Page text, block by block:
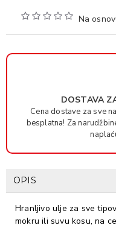
Na
DOSTAVA
Cena dostave za sve
besplatna! Za
OPIS
Hranljivo ulje za sve
mokru ili suvu kosu, na